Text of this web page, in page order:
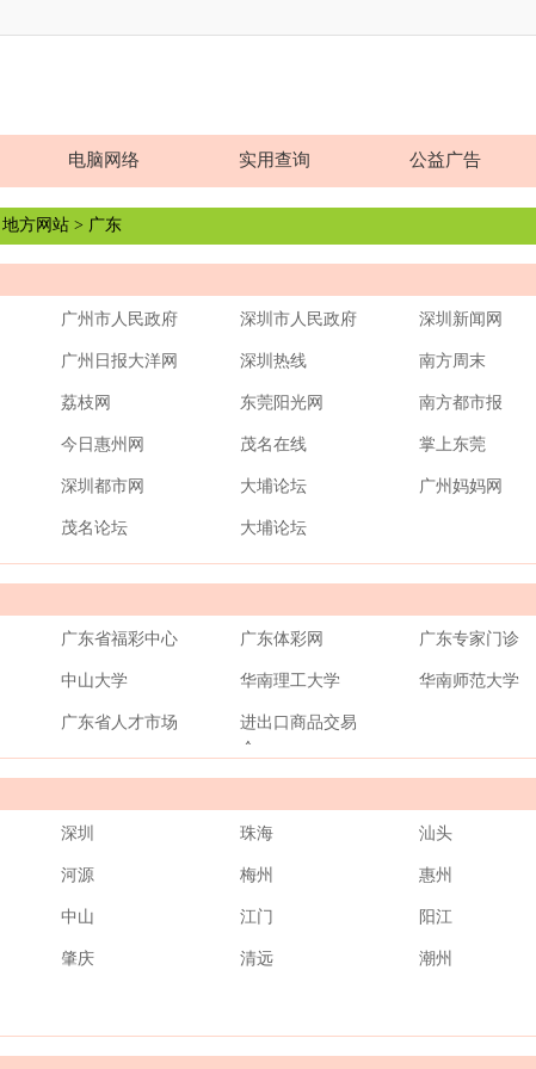
电脑网络 实用查询 公益广告
地方网站> 广东
广州市人民政府 深圳市人民政府 深圳新闻网
广州日报大洋网 深圳热线 南方周末
荔枝网 东莞阳光网 南方都市报
今日惠州网 茂名在线 掌上东莞
深圳都市网 大埔论坛 广州妈妈网
茂名论坛 大埔论坛
广东省福彩中心 广东体彩网 广东专家门诊
中山大学 华南理工大学 华南师范大学
广东省人才市场
进出口商品交易
会
深圳 珠海 汕头
河源 梅州 惠州
中山 江门 阳江
肇庆 清远 潮州